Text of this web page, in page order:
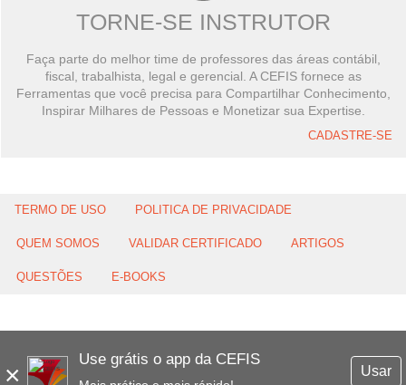
×
Use grátis o app da CEFIS
Usar
TORNE-SE INSTRUTOR
Faça parte do melhor time de professores das áreas contábil,
fiscal, trabalhista, legal e gerencial. A CEFIS fornece as
Ferramentas que você precisa para Compartilhar Conhecimento,
Inspirar Milhares de Pessoas e Monetizar sua Expertise.
CADASTRE-SE
TERMO DE USO POLITICA DE PRIVACIDADE
QUEM SOMOS VALIDAR CERTIFICADO ARTIGOS
QUESTÕES E-BOOKS